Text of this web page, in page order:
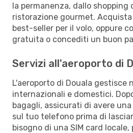
la permanenza, dallo shopping
ristorazione gourmet.
best-seller per il volo, oppure
gratuita o concediti un buon
Servizi all'aeroporto di
L'aeroporto di Douala gestisce
internazionali e domestici.
bagagli, assicurati di avere
sul tuo telefono prima di
bisogno di una SIM card